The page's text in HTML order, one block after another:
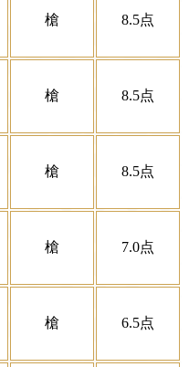
槍 8.5点
槍 8.5点
槍 8.5点
槍 7.0点
槍 6.5点